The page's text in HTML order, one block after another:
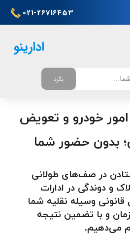
021-26716453
ادارینو
بگرد
خودرو و تعویض
بدون حضور شما​​​​​​​
در صف‌های طولانی
و دوندگی در ادارات
وسیله نقلیه شما
و با تضمین نتیجه
می‌دهیم.